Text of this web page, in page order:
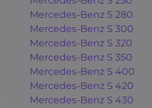
Mercedes-Benz S 280
Mercedes-Benz S 300
Mercedes-Benz S 320
Mercedes-Benz S 350
Mercedes-Benz S 400
Mercedes-Benz S 420
Mercedes-Benz S 430